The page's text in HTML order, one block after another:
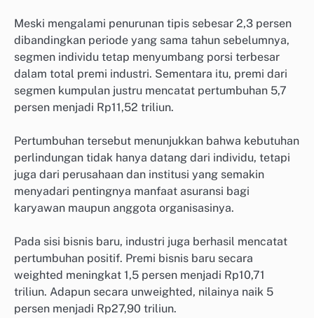
Meski mengalami penurunan tipis sebesar 2,3 persen
dibandingkan periode yang sama tahun sebelumnya,
segmen individu tetap menyumbang porsi terbesar
dalam total premi industri. Sementara itu, premi dari
segmen kumpulan justru mencatat pertumbuhan 5,7
persen menjadi Rp11,52 triliun.
Pertumbuhan tersebut menunjukkan bahwa kebutuhan
perlindungan tidak hanya datang dari individu, tetapi
juga dari perusahaan dan institusi yang semakin
menyadari pentingnya manfaat asuransi bagi
karyawan maupun anggota organisasinya.
Pada sisi bisnis baru, industri juga berhasil mencatat
pertumbuhan positif. Premi bisnis baru secara
weighted meningkat 1,5 persen menjadi Rp10,71
triliun. Adapun secara unweighted, nilainya naik 5
persen menjadi Rp27,90 triliun.